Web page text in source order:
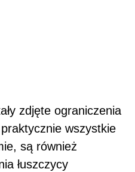
zdjęte ograniczenia
wszystkie
są również
łuszczycy